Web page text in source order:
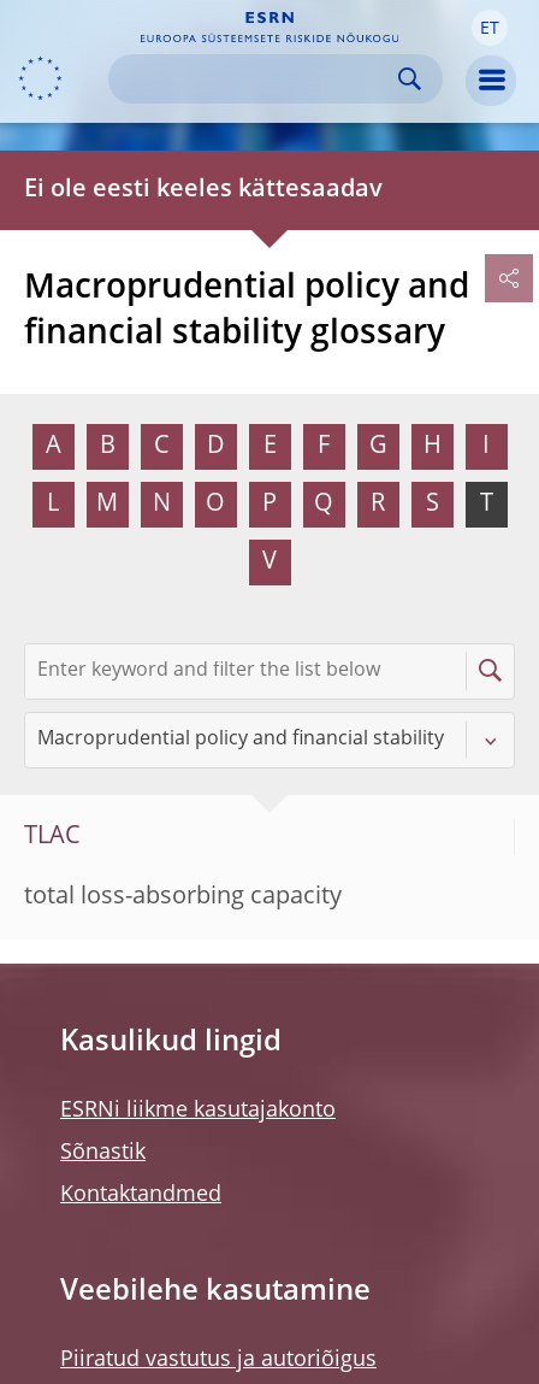
Skip to
navigation
Skip to
content
Skip to
footer ET
Ei ole eesti keeles kättesaadav
Macroprudential policy and
financial stability glossary
A B C D E F G H I
L M N O P Q R S T
V
TLAC
total loss-absorbing capacity
Kasulikud lingid
ESRNi liikme kasutajakonto
Sõnastik
Kontaktandmed
Veebilehe kasutamine
Piiratud vastutus ja autoriõigus